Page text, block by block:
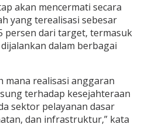
akan mencermati secara
yang terealisasi sebesar
persen dari target, termasuk
dalam berbagai
mana realisasi anggaran
terhadap kesejahteraan
sektor pelayanan dasar
dan infrastruktur,” kata